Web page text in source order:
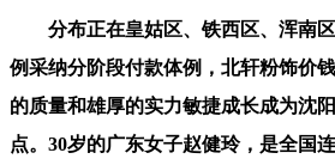
分布正在皇姑区、铁西区、浑南区
例采纳分阶段付款体例，北轩粉饰价
的质量和雄厚的实力敏捷成长成为沈
点。30岁的广东女子赵健玲，是全国